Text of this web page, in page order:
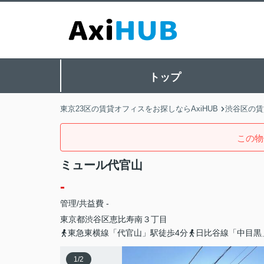
トップ
東京23区の賃貸オフィスをお探しならAxiHUB 渋谷区の
この
ミュール代官山
-
管理/共益費 -
東京都渋谷区恵比寿南３丁目
東急東横線「代官山」駅徒歩4分
日比谷線「中目
1/2